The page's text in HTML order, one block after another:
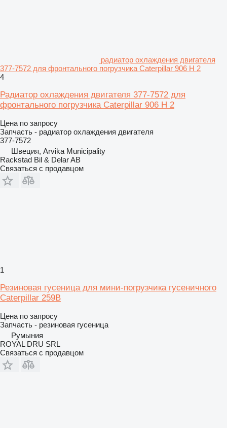
радиатор охлаждения двигателя
377-7572 для фронтального погрузчика Caterpillar 906 H 2
4
Радиатор охлаждения двигателя 377-7572 для
фронтального погрузчика Caterpillar 906 H 2
Цена по запросу
Запчасть - радиатор охлаждения двигателя
377-7572
Швеция, Arvika Municipality
Rackstad Bil & Delar AB
Связаться с продавцом
1
Резиновая гусеница для мини-погрузчика гусеничного
Caterpillar 259B
Цена по запросу
Запчасть - резиновая гусеница
Румыния
ROYAL DRU SRL
Связаться с продавцом